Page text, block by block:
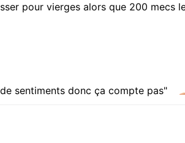
pour vierges alors que 200 mecs
sentiments donc ça compte pas"